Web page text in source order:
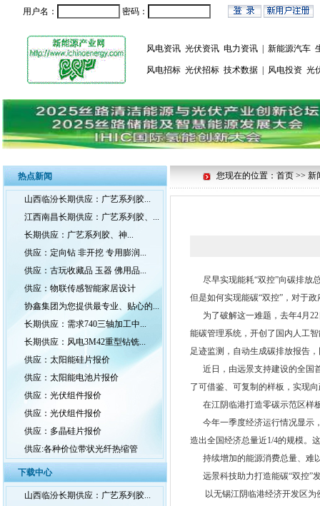
用户名： 密码：
风电资讯 光伏资讯 电力资讯 新能源汽车
风电招标 光伏招标 技术数据 风电投资 光
热点新闻
山西临汾长期供应：广艺系列胶...
江西南昌长期供应：广艺系列胶、...
长期供应：广艺系列胶、神...
供应：定向钻 非开挖 专用膨润...
供应：古玩收藏品 玉器 佛用品...
供应：物联传感智能家居设计
协鑫集团为您提供最专业、贴心的...
长期供应：需求740三轴加工中...
长期供应：风电3M42重型钻铣...
供应：太阳能硅片报价
供应：太阳能电池片报价
供应：光伏组件报价
供应：光伏组件报价
供应：多晶硅片报价
供应:各种价位带状光纤热缩管
下载中心
山西临汾长期供应：广艺系列胶...
您现在的位置：首页 >> 新
尽早实现能耗“双控”向碳排放
但是如何实现能碳“双控”，对于
为了破解这一难题，去年4月22
能碳管理系统，开创了国内人工
足迹监测，自动生成碳排放报告
近日，由远景支持建设的全国
了可借鉴、可复制的样板，实现
在江阴临港打造零碳示范区样
今年一季度经济运行情况显示，
造出全国经济总量近1/4的规模。
持续增加的能源消费总量、难
远景科技助力打造能碳“双控”
以无锡江阴临港经济开发区为例